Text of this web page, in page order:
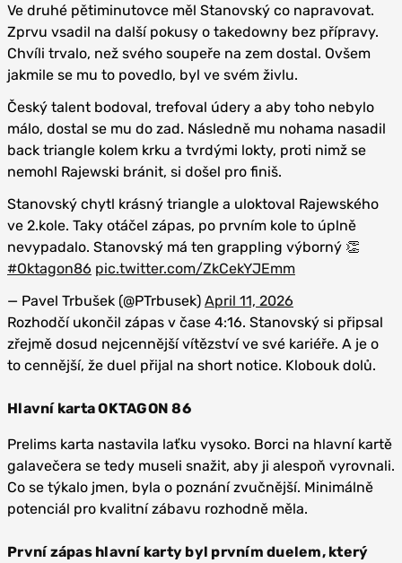
Ve druhé pětiminutovce měl Stanovský co napravovat.
Zprvu vsadil na další pokusy o takedowny bez přípravy.
Chvíli trvalo, než svého soupeře na zem dostal. Ovšem
jakmile se mu to povedlo, byl ve svém živlu.
Český talent bodoval, trefoval údery a aby toho nebylo
málo, dostal se mu do zad. Následně mu nohama nasadil
back triangle kolem krku a tvrdými lokty, proti nimž se
nemohl Rajewski bránit, si došel pro finiš.
Stanovský chytl krásný triangle a uloktoval Rajewského
ve 2.kole. Taky otáčel zápas, po prvním kole to úplně
nevypadalo. Stanovský má ten grappling výborný 👏
#Oktagon86 pic.twitter.com/ZkCekYJEmm
— Pavel Trbušek (@PTrbusek) April 11, 2026
Rozhodčí ukončil zápas v čase 4:16. Stanovský si připsal
zřejmě dosud nejcennější vítězství ve své kariéře. A je o
to cennější, že duel přijal na short notice. Klobouk dolů.
Hlavní karta OKTAGON 86
Prelims karta nastavila laťku vysoko. Borci na hlavní kartě
galavečera se tedy museli snažit, aby ji alespoň vyrovnali.
Co se týkalo jmen, byla o poznání zvučnější. Minimálně
potenciál pro kvalitní zábavu rozhodně měla.
První zápas hlavní karty byl prvním duelem, který